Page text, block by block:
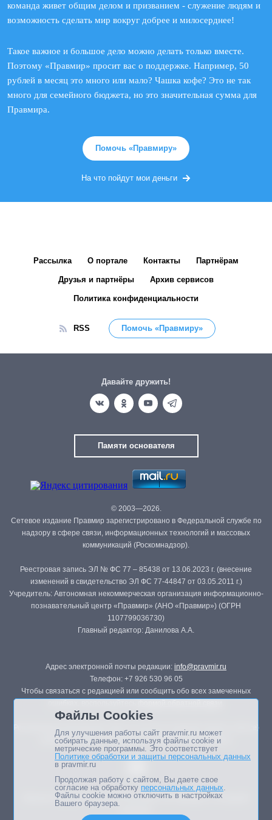
команда живет общим делом и призванием - служение людям и
возможность сделать мир вокруг добрее и милосерднее!
Такое важное и большое дело можно делать только вместе.
Поэтому «Правмир» просит вас о поддержке. Например, 50
рублей в месяц это много или мало? Чашка кофе? Это не так
много для семейного бюджета, но это значительная сумма для
Правмира.
Помочь «Правмиру»
На что пойдут мои деньги
Рассылка О портале Контакты Партнёрам
Друзья и партнёры Архив сервисов
Политика конфиденциальности
RSS Помочь «Правмиру»
Давайте дружить!
Памяти основателя
© 2003—2026.
Сетевое издание Правмир зарегистрировано в Федеральной службе по
надзору в сфере связи, информационных технологий и массовых
коммуникаций (Роскомнадзор).
Реестровая запись ЭЛ № ФС 77 – 85438 от 13.06.2023 г. (внесение
изменений в свидетельство ЭЛ ФС 77-44847 от 03.05.2011 г.)
Учредитель: Автономная некоммерческая организация информационно-
познавательный центр «Правмир» (АНО «Правмир») (ОГРН
1107799036730)
Главный редактор: Данилова А.А.
Адрес электронной почты редакции: info@pravmir.ru
Телефон: +7 926 530 96 05
Чтобы связаться с редакцией или сообщить обо всех замеченных
Републикация материалов сайта в печатных изданиях (книгах, прессе)
возможна только с письменного разрешения редакции.
Мнение авторов статей портала может не совпадать с позицией
Файлы Cookies
Для улучшения работы сайт pravmir.ru может
собирать данные, используя файлы cookie и
метрические программы. Это соответствует
Политике обработки и защиты персональных данных
в pravmir.ru
Продолжая работу с сайтом, Вы даете свое
согласие на обработку персональных данных.
Файлы cookie можно отключить в настройках
Вашего браузера.